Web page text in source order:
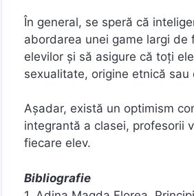
În general, se speră că
abordarea unei game largi
elevilor și să asigure că toți
sexualitate, origine etnică
Așadar, există un optimism
integrantă a clasei, profesorii
fiecare elev.
Bibliografie